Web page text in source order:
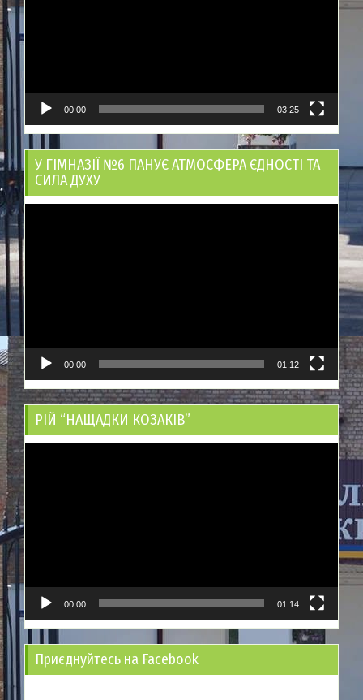
00:00 03:25
У ГІМНАЗІЇ №6 ПАНУЄ АТМОСФЕРА ЄДНОСТІ ТА
СИЛА ДУХУ
00:00 01:12
РІЙ “НАЩАДКИ КОЗАКІВ”
00:00 01:14
Приєднуйтесь на Facebook